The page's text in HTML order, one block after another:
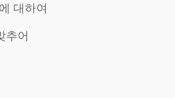
대하여
추어